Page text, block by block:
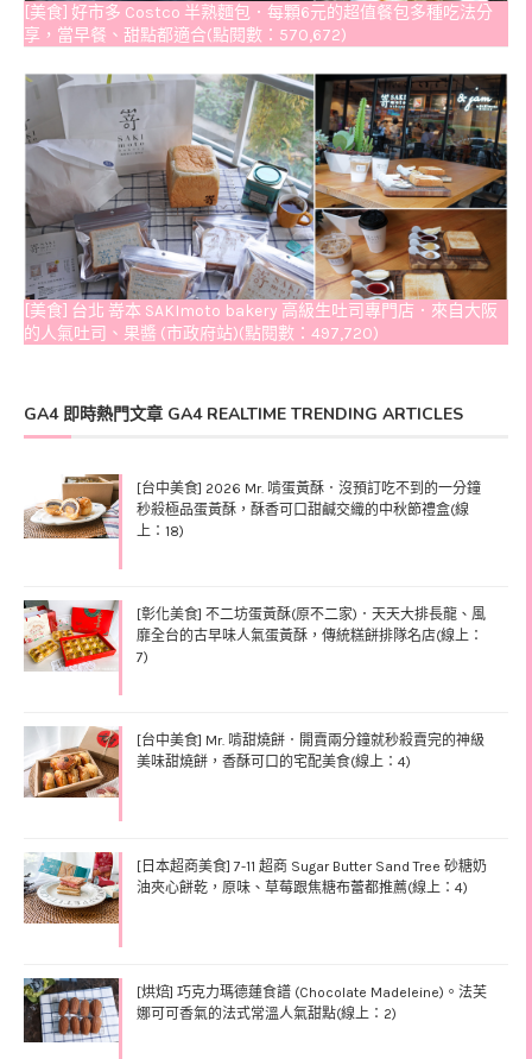
[美食] 好市多 Costco 半熟麵包．每顆6元的超值餐包多種吃法分
享，當早餐、甜點都適合(點閱數：570,672)
[美食] 台北 嵜本 SAKImoto bakery 高級生吐司專門店．來自大阪
的人氣吐司、果醬 (市政府站)(點閱數：497,720)
GA4 即時熱門文章 GA4 REALTIME TRENDING ARTICLES
[台中美食] 2026 Mr. 啃蛋黃酥．沒預訂吃不到的一分鐘
秒殺極品蛋黃酥，酥香可口甜鹹交織的中秋節禮盒(線
上：18)
[彰化美食] 不二坊蛋黃酥(原不二家)．天天大排長龍、風
靡全台的古早味人氣蛋黃酥，傳統糕餅排隊名店(線上：
7)
[台中美食] Mr. 啃甜燒餅．開賣兩分鐘就秒殺賣完的神級
美味甜燒餅，香酥可口的宅配美食(線上：4)
[日本超商美食] 7-11 超商 Sugar Butter Sand Tree 砂糖奶
油夾心餅乾，原味、草莓跟焦糖布蕾都推薦(線上：4)
[烘焙] 巧克力瑪德蓮食譜 (Chocolate Madeleine)。法芙
娜可可香氣的法式常溫人氣甜點(線上：2)